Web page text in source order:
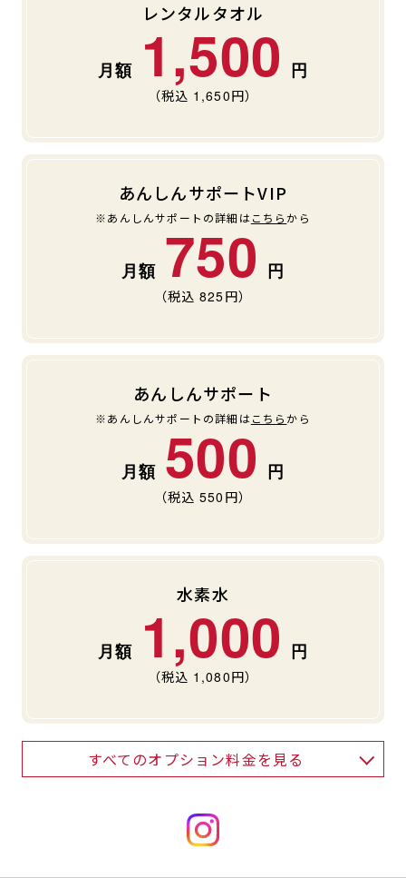
レンタルタオル
1,500
（税込 1,650円）
あんしんサポートVIP
※あんしんサポートの詳細はこちら から
750
（税込 825円）
あんしんサポート
※あんしんサポートの詳細はこちら から
500
（税込 550 円）
水素水
1,000
（税込 1,080円）
すべてのオプション料金を見る